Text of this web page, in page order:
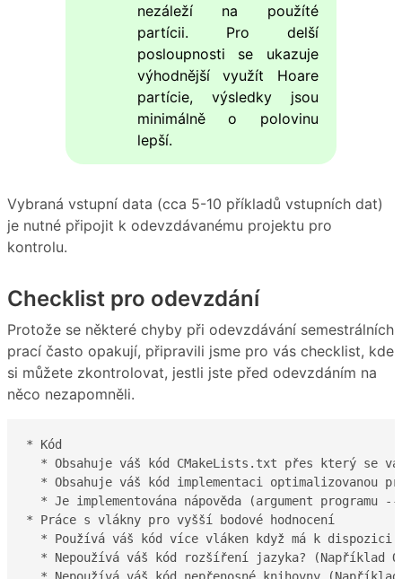
nezáleží na použíté
partícii. Pro delší
posloupnosti se ukazuje
výhodnější využít Hoare
partície, výsledky jsou
minimálně o polovinu
lepší.
Vybraná vstupní data (cca 5-10 příkladů vstupních dat)
je nutné připojit k odevzdávanému projektu pro
kontrolu.
Checklist pro odevzdání
Protože se některé chyby při odevzdávání semestrálních
prací často opakují, připravili jsme pro vás checklist, kde
si můžete zkontrolovat, jestli jste před odevzdáním na
něco nezapomněli.
* Kód
* Obsahuje váš kód CMakeLists.txt přes který se
* Obsahuje váš kód implementaci optimalizovanou
* Je implementována nápověda (argument programu
* Práce s vlákny pro vyšší bodové hodnocení
* Používá váš kód více vláken když má k dispozici
* Nepoužívá váš kód rozšíření jazyka? (Například
* Nepoužívá váš kód nepřenosné knihovny